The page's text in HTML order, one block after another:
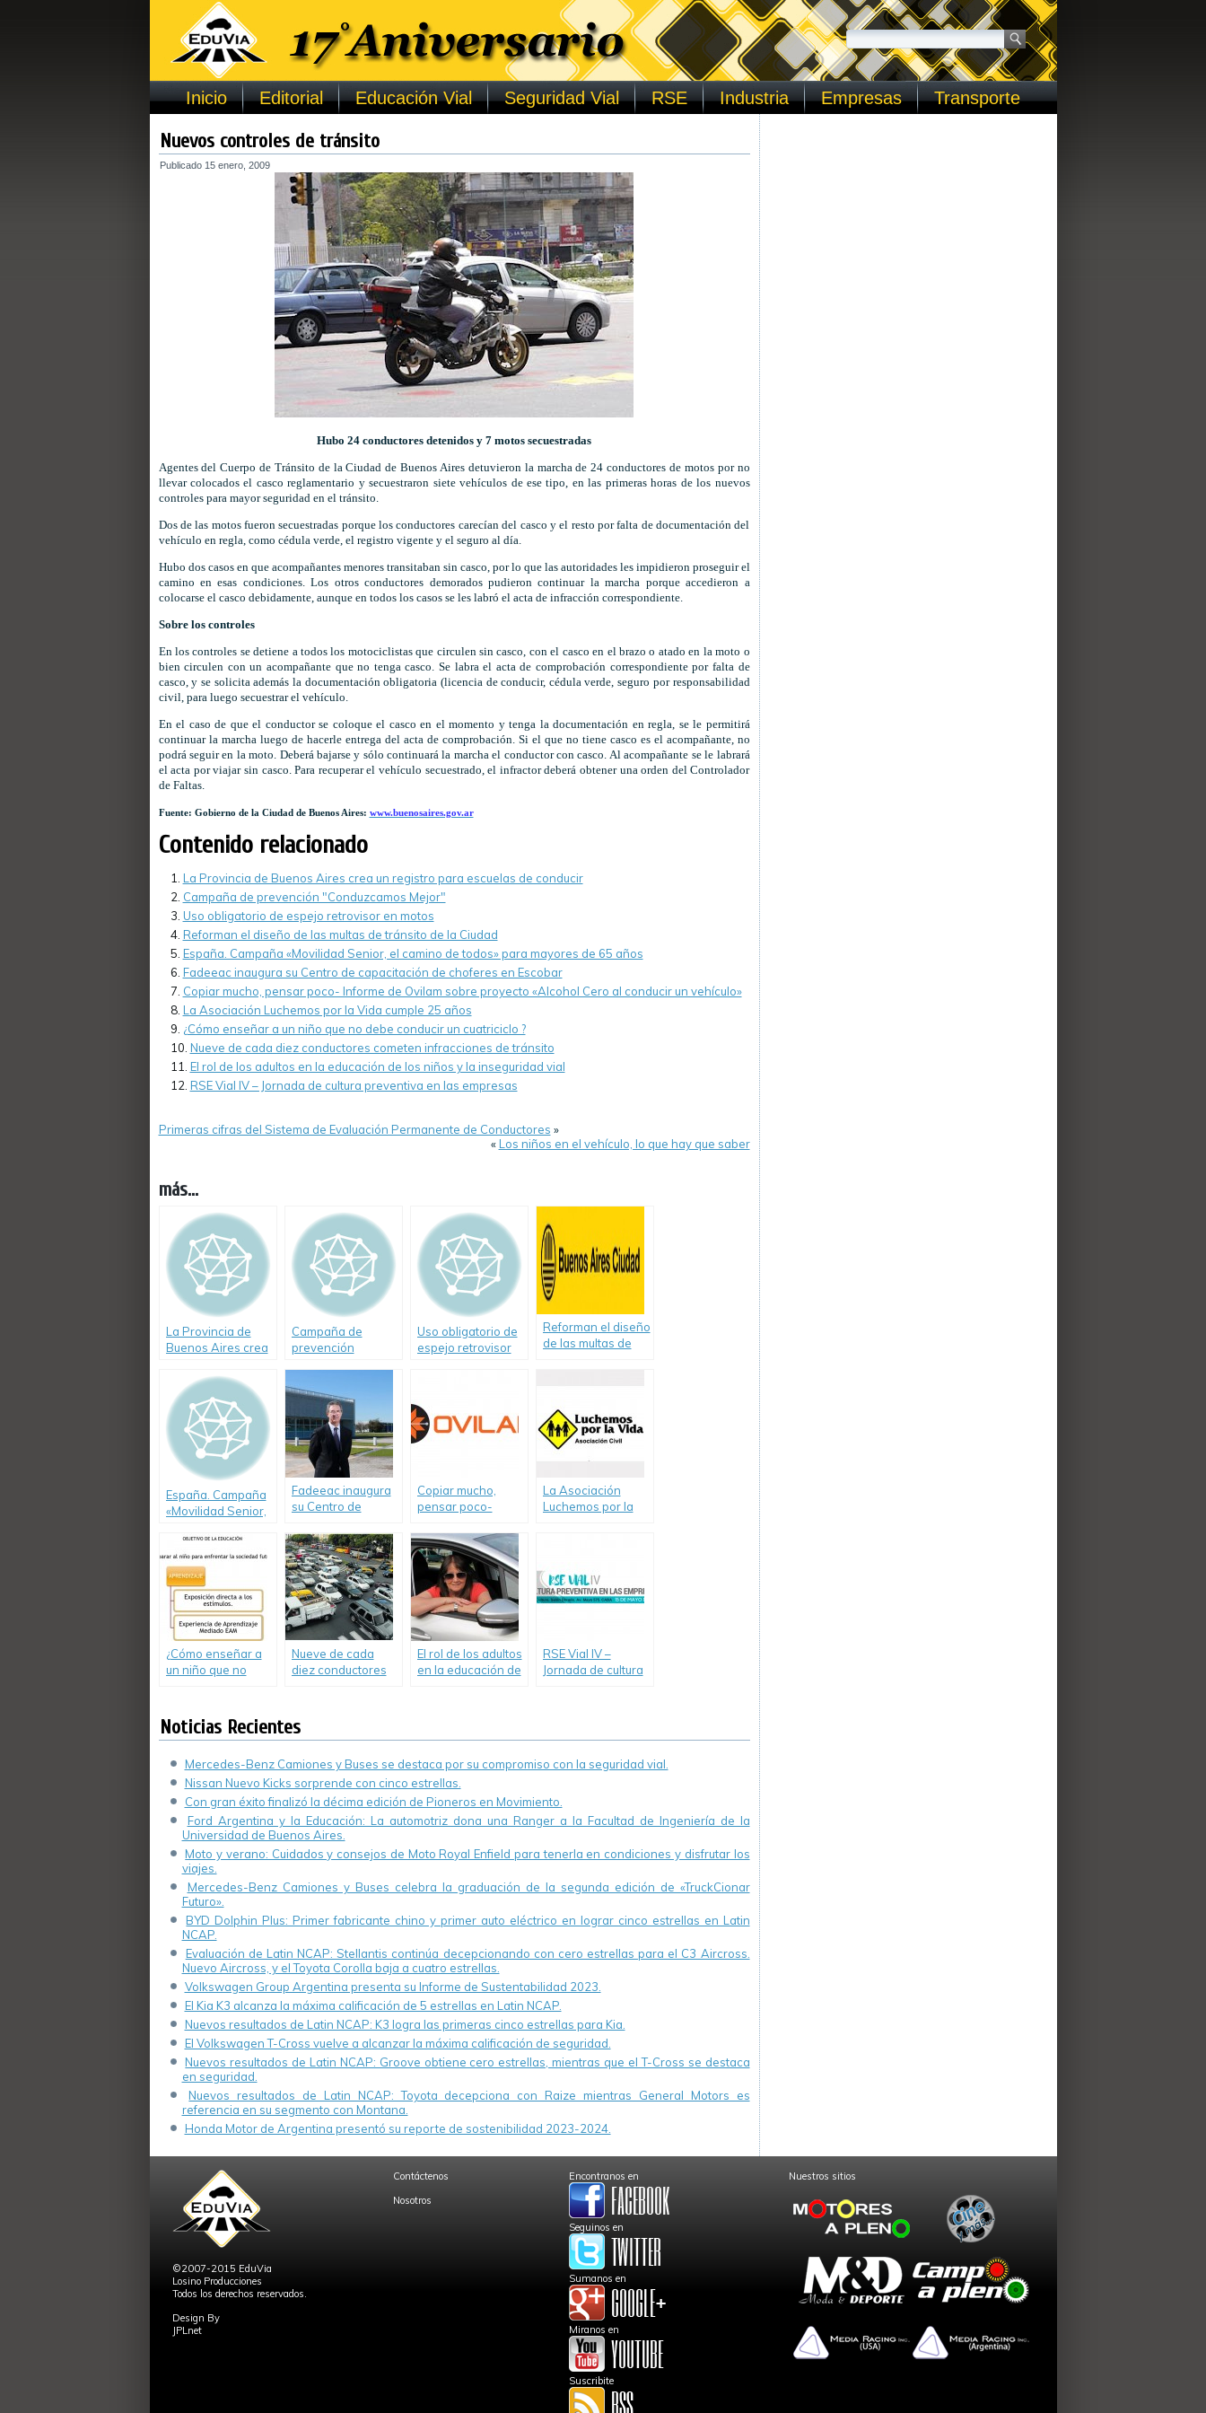
Inicio Editorial Educación Vial Seguridad Vial RSE Industria Empresas Transporte
Nuevos controles de tránsito
Publicado 15 enero, 2009
Hubo 24 conductores detenidos y 7 motos secuestradas
Agentes del Cuerpo de Tránsito de la Ciudad de Buenos Aires detuvieron la marcha de 24 conductores de motos por no
llevar colocados el casco reglamentario y secuestraron siete vehículos de ese tipo, en las primeras horas de los nuevos
controles para mayor seguridad en el tránsito.
Dos de las motos fueron secuestradas porque los conductores carecían del casco y el resto por falta de documentación del
vehículo en regla, como cédula verde, el registro vigente y el seguro al día.
Hubo dos casos en que acompañantes menores transitaban sin casco, por lo que las autoridades les impidieron proseguir el
camino en esas condiciones. Los otros conductores demorados pudieron continuar la marcha porque accedieron a
colocarse el casco debidamente, aunque en todos los casos se les labró el acta de infracción correspondiente.
Sobre los controles
En los controles se detiene a todos los motociclistas que circulen sin casco, con el casco en el brazo o atado en la moto o
bien circulen con un acompañante que no tenga casco. Se labra el acta de comprobación correspondiente por falta de
casco, y se solicita además la documentación obligatoria (licencia de conducir, cédula verde, seguro por responsabilidad
civil, para luego secuestrar el vehículo.
En el caso de que el conductor se coloque el casco en el momento y tenga la documentación en regla, se le permitirá
continuar la marcha luego de hacerle entrega del acta de comprobación. Si el que no tiene casco es el acompañante, no
podrá seguir en la moto. Deberá bajarse y sólo continuará la marcha el conductor con casco. Al acompañante se le labrará
el acta por viajar sin casco. Para recuperar el vehículo secuestrado, el infractor deberá obtener una orden del Controlador
de Faltas.
Fuente: Gobierno de la Ciudad de Buenos Aires: www.buenosaires.gov.ar
Contenido relacionado
La Provincia de Buenos Aires crea un registro para escuelas de conducir
Campaña de prevención "Conduzcamos Mejor"
Uso obligatorio de espejo retrovisor en motos
Reforman el diseño de las multas de tránsito de la Ciudad
España. Campaña «Movilidad Senior, el camino de todos» para mayores de 65 años
Fadeeac inaugura su Centro de capacitación de choferes en Escobar
Copiar mucho, pensar poco- Informe de Ovilam sobre proyecto «Alcohol Cero al conducir un vehículo»
La Asociación Luchemos por la Vida cumple 25 años
¿Cómo enseñar a un niño que no debe conducir un cuatriciclo ?
Nueve de cada diez conductores cometen infracciones de tránsito
El rol de los adultos en la educación de los niños y la inseguridad vial
RSE Vial IV – Jornada de cultura preventiva en las empresas
Primeras cifras del Sistema de Evaluación Permanente de Conductores »
«Los niños en el vehículo, lo que hay que saber
más...
La Provincia de
Buenos Aires crea
escuelas de
conducir
Campaña de
prevención
Uso obligatorio de
espejo retrovisor
Reforman el diseño
de las multas de
España. Campaña
«Movilidad Senior,
todos» para
mayores de 65
años
Fadeeac inaugura
su Centro de
choferes en
Escobar
Copiar mucho,
pensar poco-
sobre proyecto
«Alcohol Cero al
conducir un
vehículo»
La Asociación
Luchemos por la
¿Cómo enseñar a
un niño que no
Nueve de cada
diez conductores
El rol de los adultos
en la educación de
RSE Vial IV –
Jornada de cultura
Noticias Recientes
Mercedes-Benz Camiones y Buses se destaca por su compromiso con la seguridad vial.
Nissan Nuevo Kicks sorprende con cinco estrellas.
Con gran éxito finalizó la décima edición de Pioneros en Movimiento.
Ford Argentina y la Educación: La automotriz dona una Ranger a la Facultad de Ingeniería de la
Universidad de Buenos Aires.
Moto y verano: Cuidados y consejos de Moto Royal Enfield para tenerla en condiciones y disfrutar los
viajes.
Mercedes-Benz Camiones y Buses celebra la graduación de la segunda edición de «TruckCionar
Futuro».
BYD Dolphin Plus: Primer fabricante chino y primer auto eléctrico en lograr cinco estrellas en Latin
NCAP.
Evaluación de Latin NCAP: Stellantis continúa decepcionando con cero estrellas para el C3 Aircross.
Nuevo Aircross, y el Toyota Corolla baja a cuatro estrellas.
Volkswagen Group Argentina presenta su Informe de Sustentabilidad 2023.
El Kia K3 alcanza la máxima calificación de 5 estrellas en Latin NCAP.
Nuevos resultados de Latin NCAP: K3 logra las primeras cinco estrellas para Kia.
El Volkswagen T-Cross vuelve a alcanzar la máxima calificación de seguridad.
Nuevos resultados de Latin NCAP: Groove obtiene cero estrellas, mientras que el T-Cross se destaca
en seguridad.
Nuevos resultados de Latin NCAP: Toyota decepciona con Raize mientras General Motors es
referencia en su segmento con Montana.
Honda Motor de Argentina presentó su reporte de sostenibilidad 2023-2024.
©2007-2015 EduVia
Losino Producciones
Todos los derechos reservados.
Design By
JPLnet
Contáctenos
Nosotros
Encontranos en
Seguinos en
Sumanos en
Miranos en
Suscribite
Nuestros sitios